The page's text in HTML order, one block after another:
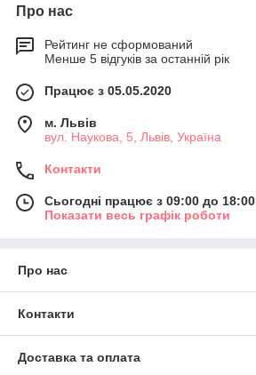
Про нас
Рейтинг не сформований
Менше 5 відгуків за останній рік
Працює з 05.05.2020
м. Львів
вул. Наукова, 5, Львів, Україна
Контакти
Сьогодні працює з 09:00 до 18:00
Показати весь графік роботи
Про нас
Контакти
Доставка та оплата